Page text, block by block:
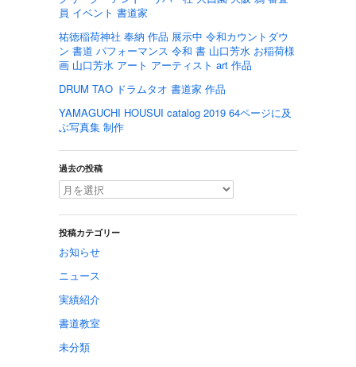
員 イベント 書道家
祐徳稲荷神社 奉納 作品 展示中 令和カウントダウ
ン 書道 パフォーマンス 令和 書 山口芳水 お稲荷様
画 山口芳水 アート アーティスト art 作品
DRUM TAO ドラムタオ 書道家 作品
YAMAGUCHI HOUSUI catalog 2019 64ページに及
ぶ写真集 制作
過去の投稿
投稿カテゴリー
お知らせ
ニュース
実績紹介
書道教室
未分類